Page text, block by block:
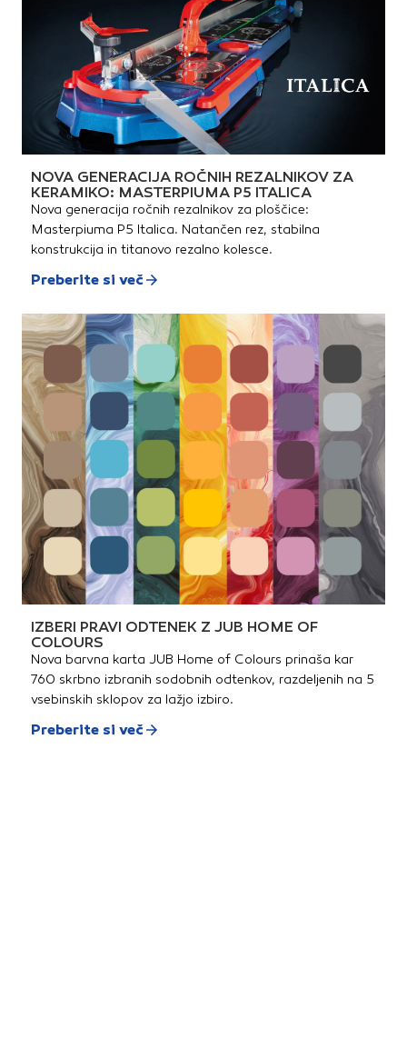
NOVA GENERACIJA ROČNIH REZALNIKOV ZA
KERAMIKO: MASTERPIUMA P5 ITALICA
Nova generacija ročnih rezalnikov za ploščice:
Masterpiuma P5 Italica. Natančen rez, stabilna
konstrukcija in titanovo rezalno kolesce.
Preberite si več
IZBERI PRAVI ODTENEK Z JUB HOME OF
COLOURS
Nova barvna karta JUB Home of Colours prinaša kar
760 skrbno izbranih sodobnih odtenkov, razdeljenih na 5
vsebinskih sklopov za lažjo izbiro.
Preberite si več